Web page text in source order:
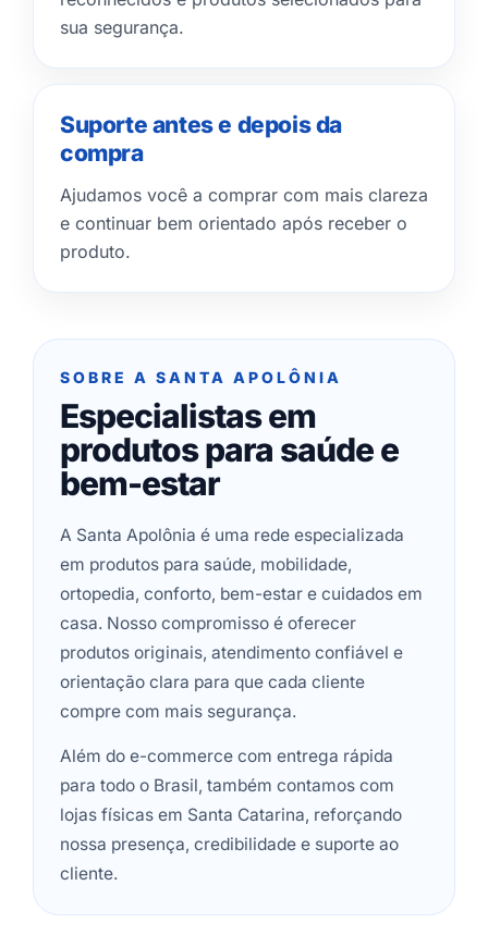
sua segurança.
Suporte antes e depois da
compra
Ajudamos você a comprar com mais clareza
e continuar bem orientado após receber o
produto.
SOBRE A SANTA APOLÔNIA
Especialistas em
produtos para saúde e
bem-estar
A Santa Apolônia é uma rede especializada
em produtos para saúde, mobilidade,
ortopedia, conforto, bem-estar e cuidados em
casa. Nosso compromisso é oferecer
produtos originais, atendimento confiável e
orientação clara para que cada cliente
compre com mais segurança.
Além do e-commerce com entrega rápida
para todo o Brasil, também contamos com
lojas físicas em Santa Catarina, reforçando
nossa presença, credibilidade e suporte ao
cliente.